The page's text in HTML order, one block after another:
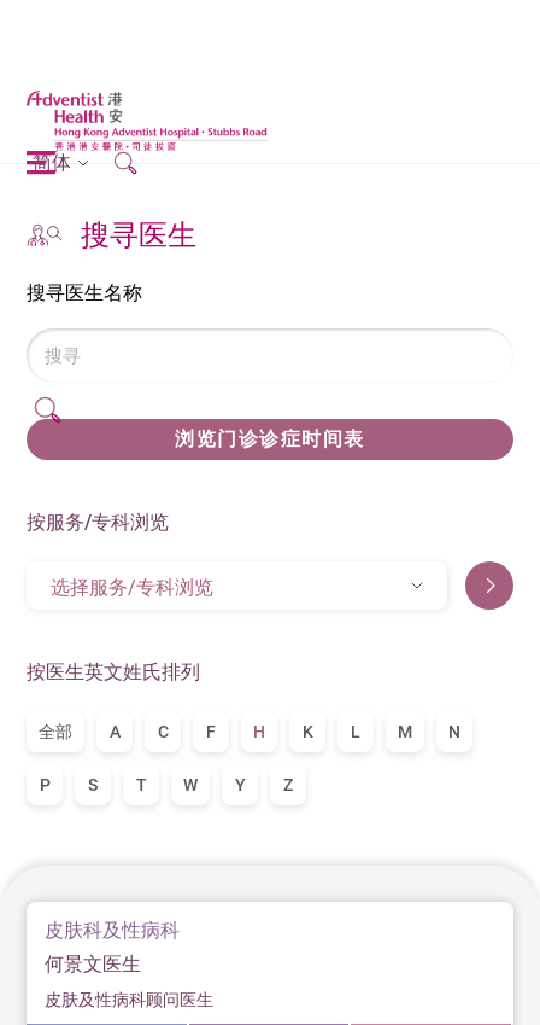
简体
搜寻医生
搜寻医生名称
浏览门诊诊症时间表
按服务/专科浏览
选择服务/专科浏览
按医生英文姓氏排列
全部 A C F H K L M N
P S T W Y Z
皮肤科及性病科
何景文医生
皮肤及性病科顾问医生